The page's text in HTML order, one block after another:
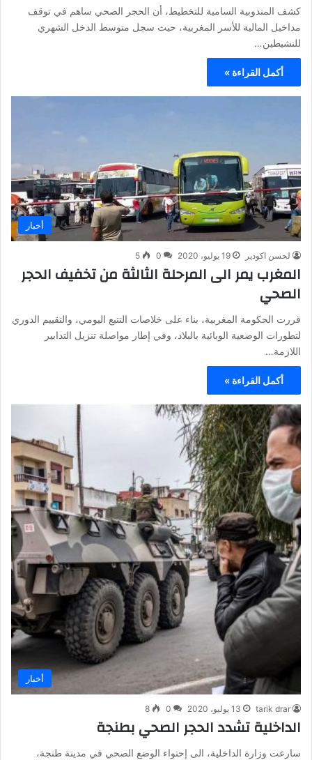
كشف المندوبية السامية للتخطيط، أن الحجر الصحي ساهم في توقف
مداخيل المالية للأسر المغربية، حيث سجل متوسط الدخل الشهري
للنشيطين…
أكمل القراءة »
أخبار
لحسن اكودير 19 يوليو، 2020 0
5
المغرب يمر الى المرحلة الثالثة من تخفيف الحجر
الصحي
قررت الحكومة المغربية، بناء على خلاصات التتبع اليومي، والتقييم الدوري
لتطورات الوضعية الوبائية بالبلاد، وفي إطار مواصلة تنزيل التدابير
اللازمة…
أكمل القراءة »
أخبار
tarik drar 13 يوليو، 2020 0
8
الداخلية تشدد الحجر الصحي بطنجة
سارعت وزارة الداخلية، الى إحتواء الوضع الصحي في مدينة طنجة،